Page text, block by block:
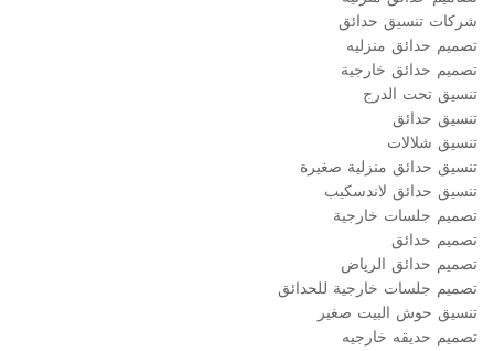
شركات تنسيق حدائق
تصميم حدائق منزليه
تصميم حدائق خارجية
تنسيق تحت الدرج
تنسيق حدائق
تنسيق شلالات
تنسيق حدائق منزلية صغيرة
تنسيق حدائق لاندسكيب
تصميم جلسات خارجية
تصميم حدائق
تصميم حدائق الرياض
تصميم جلسات خارجية للحدائق
تنسيق حوش البيت صغير
تصميم حديقه خارجيه